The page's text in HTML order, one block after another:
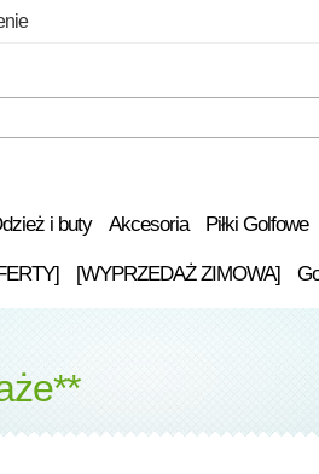
i buty Akcesoria Piłki Golfowe
[WYPRZEDAŻ ZIMOWA]